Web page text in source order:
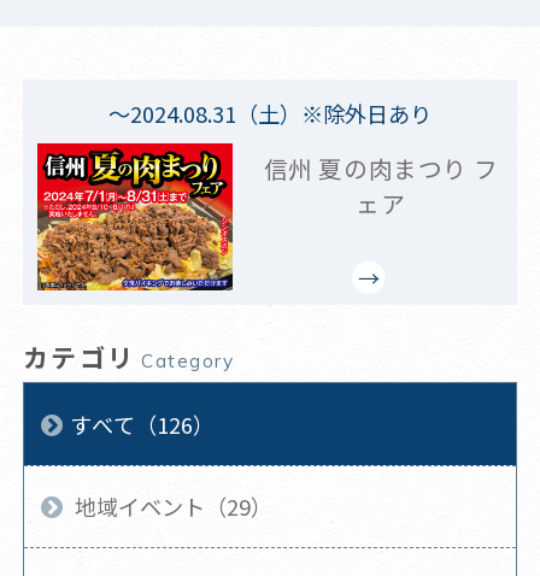
～2024.08.31（土）※除外日あり
信州 夏の肉まつり フ
ェア
カテゴリ Category
すべて（126）
地域イベント（29）